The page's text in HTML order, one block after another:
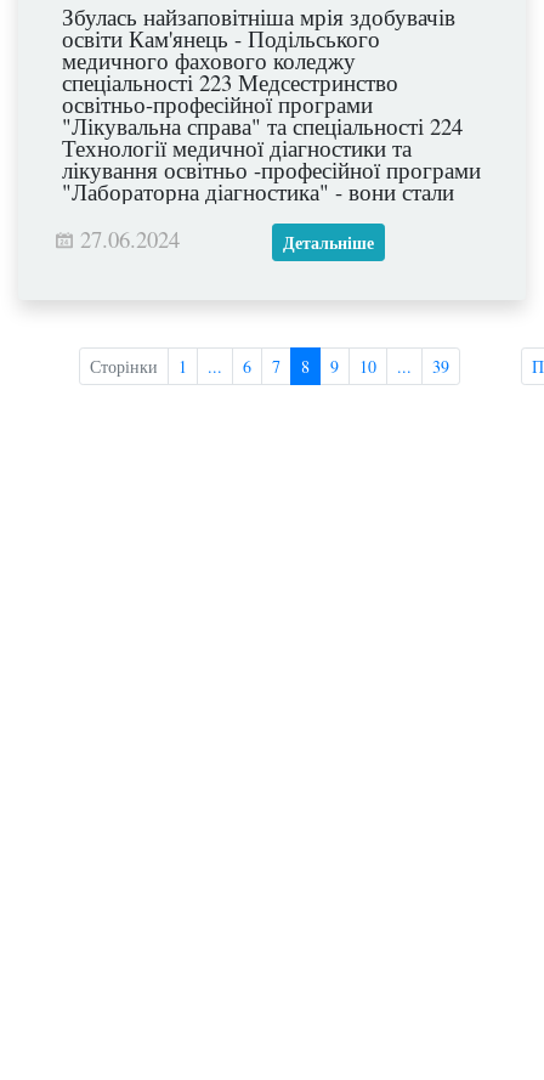
Збулась найзаповітніша мрія здобувачів
освіти Кам'янець - Подільського
медичного фахового коледжу
спеціальності 223 Медсестринство
освітньо-професійної програми
"Лікувальна справа" та спеціальності 224
Технології медичної діагностики та
лікування освітньо -професійної програми
"Лабораторна діагностика" - вони стали
дипломованими спеціалістами.
27.06.2024
Детальніше
Сторінки 1 ... 6 7 8 9 10 ... 39